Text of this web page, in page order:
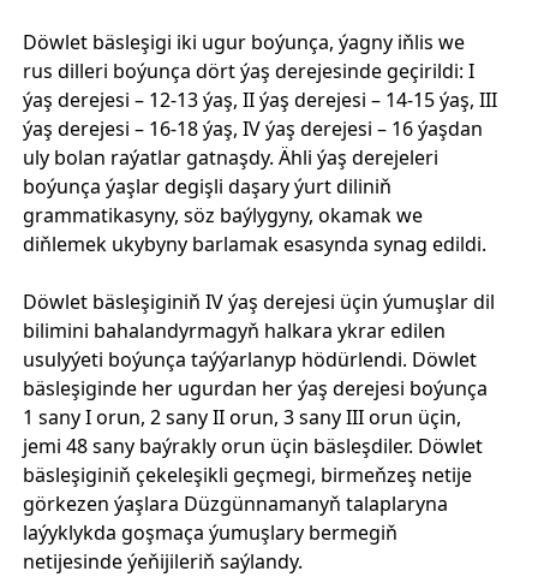
Döwlet bäsleşigi iki ugur boýunça, ýagny iňlis we
rus dilleri boýunça dört ýaş derejesinde geçirildi: I
ýaş derejesi – 12-13 ýaş, II ýaş derejesi – 14-15 ýaş, III
ýaş derejesi – 16-18 ýaş, IV ýaş derejesi – 16 ýaşdan
uly bolan raýatlar gatnaşdy. Ähli ýaş derejeleri
boýunça ýaşlar degişli daşary ýurt diliniň
grammatikasyny, söz baýlygyny, okamak we
diňlemek ukybyny barlamak esasynda synag edildi.
Döwlet bäsleşiginiň IV ýaş derejesi üçin ýumuşlar dil
bilimini bahalandyrmagyň halkara ykrar edilen
usulyýeti boýunça taýýarlanyp hödürlendi. Döwlet
bäsleşiginde her ugurdan her ýaş derejesi boýunça
1 sany I orun, 2 sany II orun, 3 sany III orun üçin,
jemi 48 sany baýrakly orun üçin bäsleşdiler. Döwlet
bäsleşiginiň çekeleşikli geçmegi, birmeňzeş netije
görkezen ýaşlara Düzgünnamanyň talaplaryna
laýyklykda goşmaça ýumuşlary bermegiň
netijesinde ýeňijileriň saýlandy.